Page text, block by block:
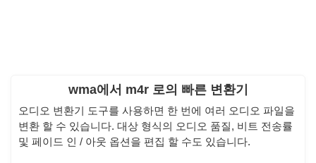
wma에서 m4r 로의 빠른 변환기
오디오 변환기 도구를 사용하면 한 번에 여러 오디오 파일을
변환 할 수 있습니다. 대상 형식의 오디오 품질, 비트 전송률
및 페이드 인 / 아웃 옵션을 편집 할 수도 있습니다.